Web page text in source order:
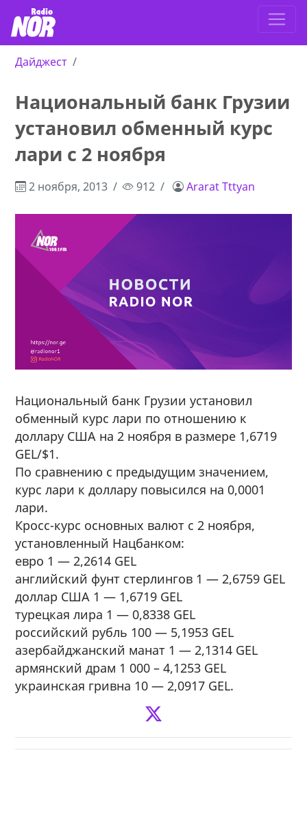
Дайджест
Национальный банк Грузии
установил обменный курс
лари с 2 ноября
2 ноября, 2013 912 Ararat Tttyan
Национальный банк Грузии установил
обменный курс лари по отношению к
доллару США на 2 ноября в размере 1,6719
GEL/$1.
По сравнению с предыдущим значением,
курс лари к доллару повысился на 0,0001
лари.
Кросс-курс основных валют с 2 ноября,
установленный Нацбанком:
евро 1 — 2,2614 GEL
английский фунт стерлингов 1 — 2,6759 GEL
доллар США 1 — 1,6719 GEL
турецкая лира 1 — 0,8338 GEL
российский рубль 100 — 5,1953 GEL
азербайджанский манат 1 — 2,1314 GEL
армянский драм 1 000 – 4,1253 GEL
украинская гривна 10 — 2,0917 GEL.